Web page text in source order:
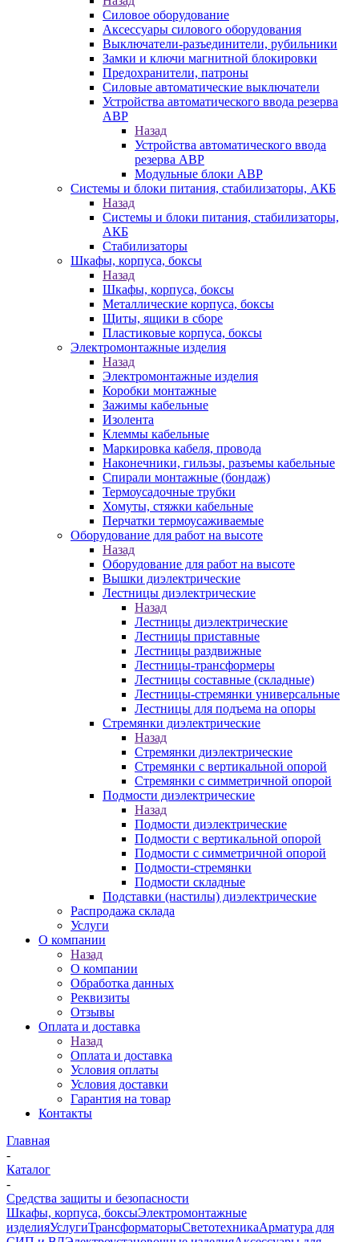
Силовое оборудование
Аксессуары силового оборудования
Выключатели-разъединители, рубильники
Замки и ключи магнитной блокировки
Предохранители, патроны
Силовые автоматические выключатели
Устройства автоматического ввода резерва
АВР
Назад
Устройства автоматического ввода
резерва АВР
Модульные блоки АВР
Системы и блоки питания, стабилизаторы, АКБ
Назад
Системы и блоки питания, стабилизаторы,
АКБ
Стабилизаторы
Шкафы, корпуса, боксы
Назад
Шкафы, корпуса, боксы
Металлические корпуса, боксы
Щиты, ящики в сборе
Пластиковые корпуса, боксы
Электромонтажные изделия
Назад
Электромонтажные изделия
Коробки монтажные
Зажимы кабельные
Изолента
Клеммы кабельные
Маркировка кабеля, провода
Наконечники, гильзы, разъемы кабельные
Спирали монтажные (бондаж)
Термоусадочные трубки
Хомуты, стяжки кабельные
Перчатки термоусаживаемые
Оборудование для работ на высоте
Назад
Оборудование для работ на высоте
Вышки диэлектрические
Лестницы диэлектрические
Назад
Лестницы диэлектрические
Лестницы приставные
Лестницы раздвижные
Лестницы-трансформеры
Лестницы составные (складные)
Лестницы-стремянки универсальные
Лестницы для подъема на опоры
Стремянки диэлектрические
Назад
Стремянки диэлектрические
Стремянки с вертикальной опорой
Стремянки с симметричной опорой
Подмости диэлектрические
Назад
Подмости диэлектрические
Подмости с вертикальной опорой
Подмости с симметричной опорой
Подмости-стремянки
Подмости складные
Подставки (настилы) диэлектрические
Распродажа склада
Услуги
О компании
Назад
О компании
Обработка данных
Реквизиты
Отзывы
Оплата и доставка
Назад
Оплата и доставка
Условия оплаты
Условия доставки
Гарантия на товар
Контакты
Главная
-
Каталог
-
Средства защиты и безопасности
Шкафы, корпуса, боксыЭлектромонтажные
изделияУслугиТрансформаторыСветотехникаАрматура для